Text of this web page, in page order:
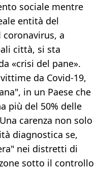
sociale mentre
entità del
a
città, si sta
«crisi del pane».
da Covid-19,
in un Paese che
più del 50% delle
carenza non solo
diagnostica se,
nei distretti di
sotto il controllo